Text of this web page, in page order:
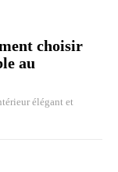
choisir
au
élégant et